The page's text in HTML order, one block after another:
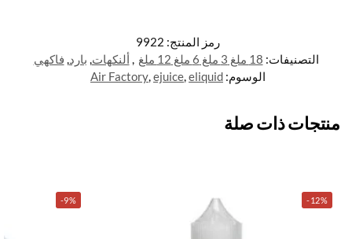
رمز المنتج: 9922
التصنيفات: 18 ملغ 3 ملغ 6 ملغ 12 ملغ ,ألنكهات, بارد, فاكهي
الوسوم:
Air Factory,ejuice,eliquid
منتجات ذات صلة
-12%
-9%